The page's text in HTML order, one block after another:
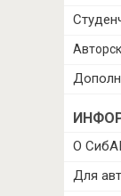
О
Для